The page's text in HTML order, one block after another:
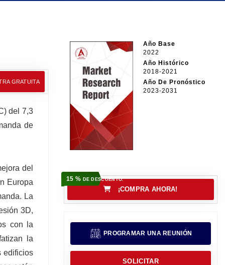
GRATUITA
del 7,3
de
del
Europa
La
3D,
con la
la
edificios
Año Base
2022
Año Histórico
2018-2021
Año De Pronóstico
2023-2031
15 % DE DESCUENTO.
¡COMPRA AHORA!
PROGRAMAR UNA REUNIÓN
SOLICITAR